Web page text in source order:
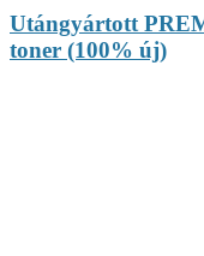
Utángyártott
toner (100% új)